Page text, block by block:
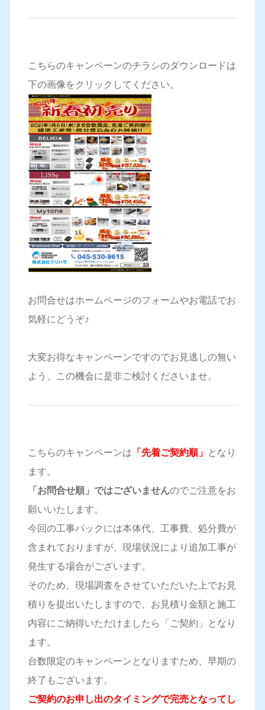
こちらのキャンペーンのチラシのダウンロードは
下の画像をクリックしてください。
お問合せはホームページのフォームやお電話でお
気軽にどうぞ♪
大変お得なキャンペーンですのでお見逃しの無い
よう、この機会に是非ご検討くださいませ。
こちらのキャンペーンは 「先着ご契約順」
となり
ます。
「お問合せ順」ではございませんのでご注意をお
願いいたします。
今回の工事パックには本体代、工事費、処分費が
含まれておりますが、現場状況により追加工事が
発生する場合がございます。
そのため、現場調査をさせていただいた上でお見
積りを提出いたしますので、お見積り金額と施工
内容にご納得いただけましたら「ご契約」となり
ます。
台数限定のキャンペーンとなりますため、早期の
終了もございます。
ご契約のお申し出のタイミングで完売となってし